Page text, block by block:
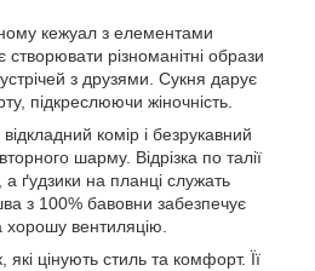
кежуал з елементами
різноманітні образи
з друзями. Сукня дарує
підкреслюючи жіночність.
комір і безрукавний
шарму. Відрізка по талії
ґудзики на планці служать
з 100% бавовни забезпечує
хорошу вентиляцію.
цінують стиль та комфорт. Її